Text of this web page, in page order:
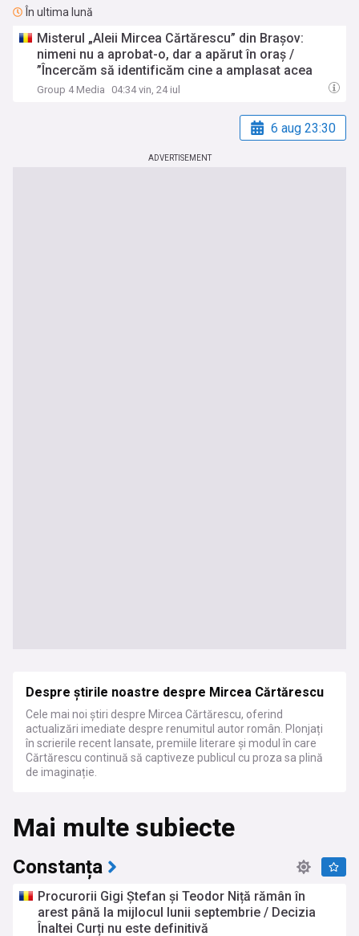
În ultima lună
Misterul „Aleii Mircea Cărtărescu” din Brașov:
nimeni nu a aprobat-o, dar a apărut în oraș /
”Încercăm să identificăm cine a amplasat acea
plăcuță”
Group 4 Media 04:34 vin, 24 iul
6 aug 23:30
ADVERTISEMENT
Despre știrile noastre despre Mircea Cărtărescu
Cele mai noi știri despre Mircea Cărtărescu, oferind
actualizări imediate despre renumitul autor român. Plonjați
în scrierile recent lansate, premiile literare și modul în care
Cărtărescu continuă să captiveze publicul cu proza sa plină
de imaginație.
Mai multe subiecte
Constanța
Procurorii Gigi Ștefan și Teodor Niță rămân în
arest până la mijlocul lunii septembrie / Decizia
Înaltei Curți nu este definitivă